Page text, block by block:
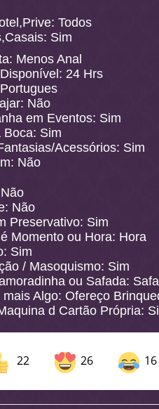
Todos
Sim
Menos Anal
24 Hrs
Não
em Eventos: Sim
Boca: Sim
Acessórios: Sim
Não
Não
Preservativo: Sim
Momento ou Hora: Hora
Sim
/ Masoquismo: Sim
ou Safada:
mais Algo: Ofereço
d Cartão Própria:
22 26 16